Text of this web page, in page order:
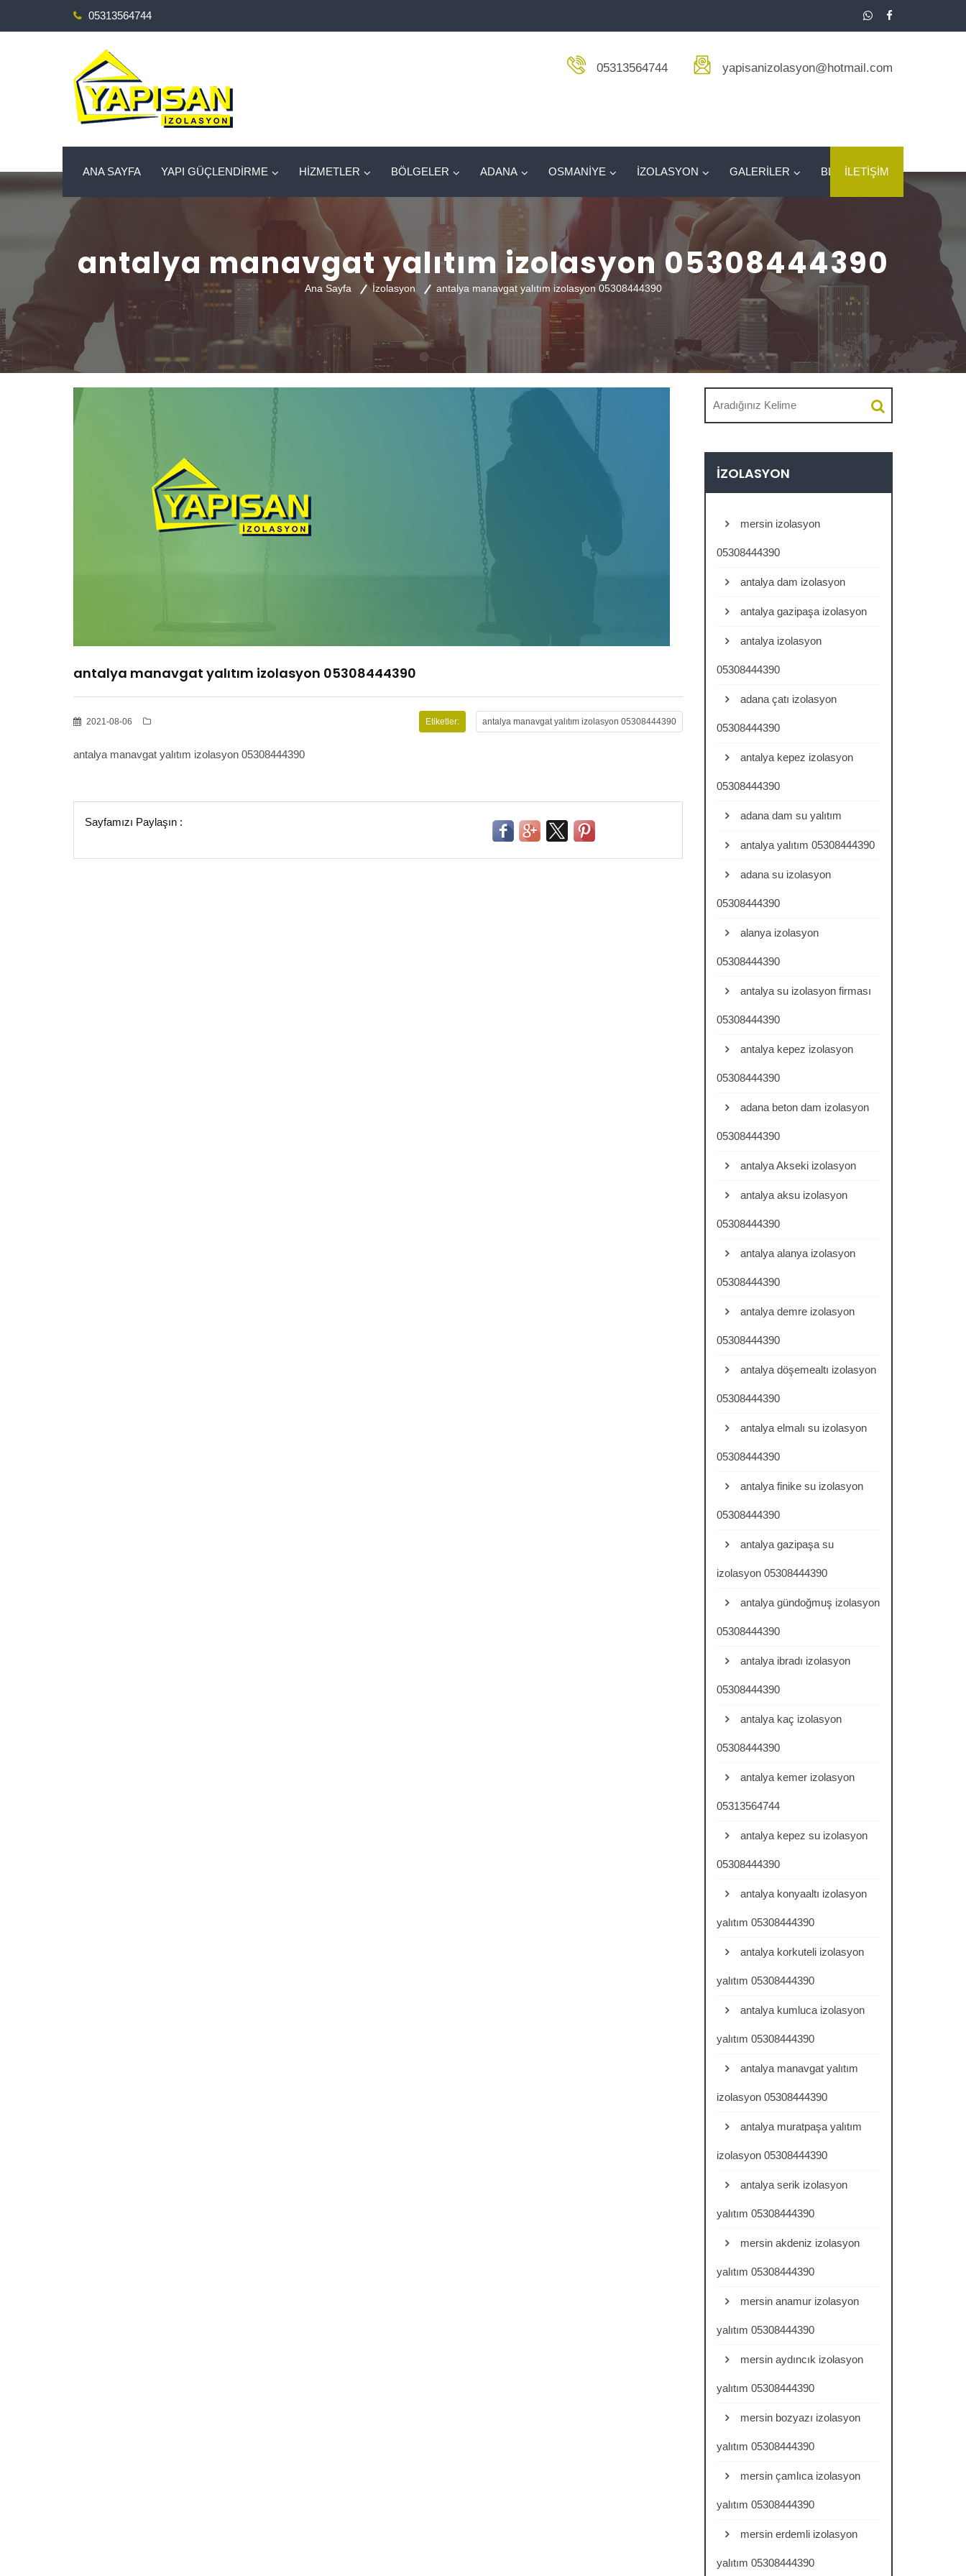
05313564744
05313564744 yapisanizolasyon@hotmail.com
ANA SAYFA YAPI GÜÇLENDİRME HİZMETLER BÖLGELER ADANA OSMANİYE İZOLASYON GALERİLER BLOGİLETİŞİM
antalya manavgat yalıtım izolasyon 05308444390
Ana Sayfa İzolasyon antalya manavgat yalıtım izolasyon 05308444390
antalya manavgat yalıtım izolasyon 05308444390
2021-08-06 Etiketler: antalya manavgat yalıtım izolasyon 05308444390
antalya manavgat yalıtım izolasyon 05308444390
Sayfamızı Paylaşın :
İZOLASYON
mersin izolasyon
05308444390
antalya dam izolasyon
antalya gazipaşa izolasyon
antalya izolasyon
05308444390
adana çatı izolasyon
05308444390
antalya kepez izolasyon
05308444390
adana dam su yalıtım
antalya yalıtım 05308444390
adana su izolasyon
05308444390
alanya izolasyon
05308444390
antalya su izolasyon firması
05308444390
antalya kepez izolasyon
05308444390
adana beton dam izolasyon
05308444390
antalya Akseki izolasyon
antalya aksu izolasyon
05308444390
antalya alanya izolasyon
05308444390
antalya demre izolasyon
05308444390
antalya döşemealtı izolasyon
05308444390
antalya elmalı su izolasyon
05308444390
antalya finike su izolasyon
05308444390
antalya gazipaşa su
izolasyon 05308444390
antalya gündoğmuş izolasyon
05308444390
antalya ibradı izolasyon
05308444390
antalya kaç izolasyon
05308444390
antalya kemer izolasyon
05313564744
antalya kepez su izolasyon
05308444390
antalya konyaaltı izolasyon
yalıtım 05308444390
antalya korkuteli izolasyon
yalıtım 05308444390
antalya kumluca izolasyon
yalıtım 05308444390
antalya manavgat yalıtım
izolasyon 05308444390
antalya muratpaşa yalıtım
izolasyon 05308444390
antalya serik izolasyon
yalıtım 05308444390
mersin akdeniz izolasyon
yalıtım 05308444390
mersin anamur izolasyon
yalıtım 05308444390
mersin aydıncık izolasyon
yalıtım 05308444390
mersin bozyazı izolasyon
yalıtım 05308444390
mersin çamlıca izolasyon
yalıtım 05308444390
mersin erdemli izolasyon
yalıtım 05308444390